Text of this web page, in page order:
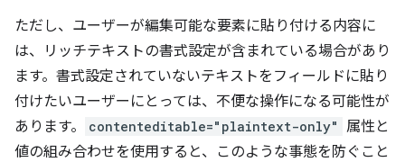
ただし、ユーザーが編集可能な要素に貼り付ける内容に
は、リッチテキストの書式設定が含まれている場合があり
ます。書式設定されていないテキストをフィールドに貼り
付けたいユーザーにとっては、不便な操作になる可能性が
あります。
contenteditable="plaintext-only" 属性と
値の組み合わせを使用すると、このような事態を防ぐこと